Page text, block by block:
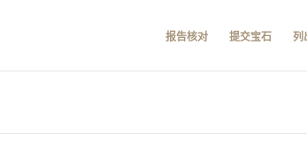
报告核对 提交宝石 列